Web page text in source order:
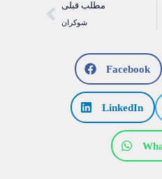
مطلب قبلی
شوکران
Facebook
LinkedIn